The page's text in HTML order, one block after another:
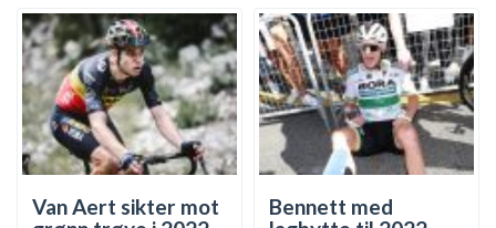
Van Aert sikter mot
Bennett med